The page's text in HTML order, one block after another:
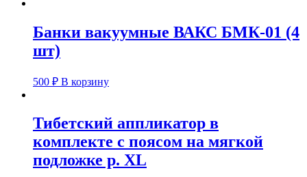
Банки вакуумные ВАКС БМК-01 (4
шт)
500 ₽ В корзину
Тибетский аппликатор в
комплекте с поясом на мягкой
подложке р. XL